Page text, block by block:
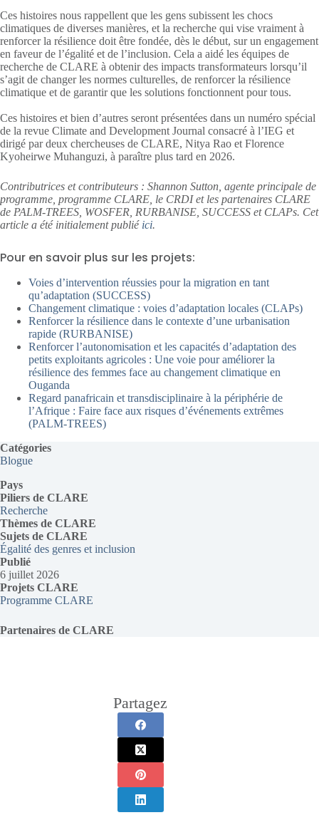
Ces histoires nous rappellent que les gens subissent les chocs
climatiques de diverses manières, et la recherche qui vise vraiment à
renforcer la résilience doit être fondée, dès le début, sur un engagement
en faveur de l’égalité et de l’inclusion. Cela a aidé les équipes de
recherche de CLARE à obtenir des impacts transformateurs lorsqu’il
s’agit de changer les normes culturelles, de renforcer la résilience
climatique et de garantir que les solutions fonctionnent pour tous.
Ces histoires et bien d’autres seront présentées dans un numéro spécial
de la revue Climate and Development Journal consacré à l’IEG et
dirigé par deux chercheuses de CLARE, Nitya Rao et Florence
Kyoheirwe Muhanguzi, à paraître plus tard en 2026.
Contributrices et contributeurs : Shannon Sutton, agente principale de
programme, programme CLARE, le CRDI et les partenaires CLARE
de PALM-TREES, WOSFER, RURBANISE, SUCCESS et CLAPs. Cet
article a été initialement publié ici.
Pour en savoir plus sur les projets:
Voies d’intervention réussies pour la migration en tant
qu’adaptation (SUCCESS)
Changement climatique : voies d’adaptation locales (CLAPs)
Renforcer la résilience dans le contexte d’une urbanisation
rapide (RURBANISE)
Renforcer l’autonomisation et les capacités d’adaptation des
petits exploitants agricoles : Une voie pour améliorer la
résilience des femmes face au changement climatique en
Ouganda
Regard panafricain et transdisciplinaire à la périphérie de
l’Afrique : Faire face aux risques d’événements extrêmes
(PALM-TREES)
Catégories
Blogue
Pays
Piliers de CLARE
Recherche
Thèmes de CLARE
Sujets de CLARE
Égalité des genres et inclusion
Publié
6 juillet 2026
Projets CLARE
Programme CLARE
Partenaires de CLARE
Partagez